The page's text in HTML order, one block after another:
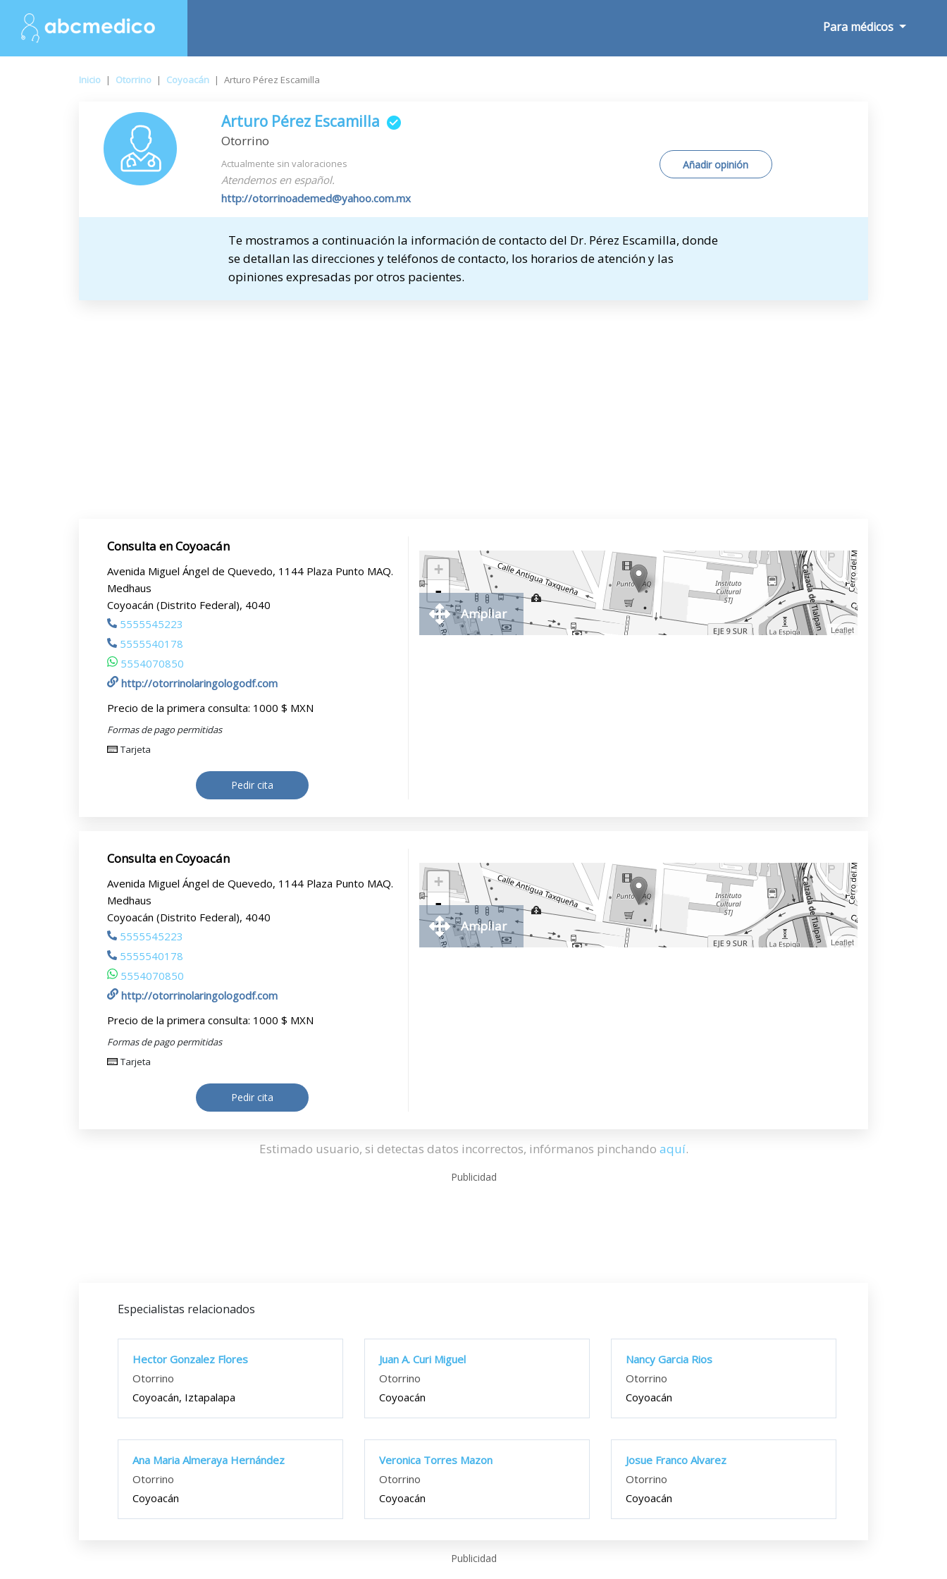
Para médicos
Inicio | Otorrino | Coyoacán | Arturo Pérez Escamilla
Arturo Pérez Escamilla
Otorrino
Actualmente sin valoraciones
Atendemos en español.
http://otorrinoademed@yahoo.com.mx
Añadir opinión
Te mostramos a continuación la información de contacto del Dr. Pérez Escamilla, donde
se detallan las direcciones y teléfonos de contacto, los horarios de atención y las
opiniones expresadas por otros pacientes.
Consulta en Coyoacán
Avenida Miguel Ángel de Quevedo, 1144 Plaza Punto MAQ.
Medhaus
Coyoacán (Distrito Federal), 4040
5555545223
5555540178
5554070850
http://otorrinolaringologodf.com
Precio de la primera consulta: 1000 $ MXN
Formas de pago permitidas
Tarjeta
Pedir cita
+
-
Leaflet
Ampliar
Consulta en Coyoacán
Avenida Miguel Ángel de Quevedo, 1144 Plaza Punto MAQ.
Medhaus
Coyoacán (Distrito Federal), 4040
5555545223
5555540178
5554070850
http://otorrinolaringologodf.com
Precio de la primera consulta: 1000 $ MXN
Formas de pago permitidas
Tarjeta
Pedir cita
+
-
Leaflet
Ampliar
Estimado usuario, si detectas datos incorrectos, infórmanos pinchando aquí.
Publicidad
Especialistas relacionados
Hector Gonzalez Flores
Otorrino
Coyoacán, Iztapalapa
Juan A. Curi Miguel
Otorrino
Coyoacán
Nancy Garcia Rios
Otorrino
Coyoacán
Ana Maria Almeraya Hernández
Otorrino
Coyoacán
Veronica Torres Mazon
Otorrino
Coyoacán
Josue Franco Alvarez
Otorrino
Coyoacán
Publicidad